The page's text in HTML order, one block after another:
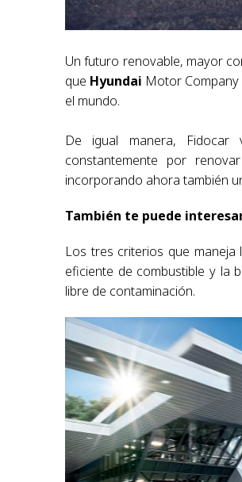
Un futuro renovable, mayor
que Hyundai Motor
el mundo.
De igual manera, Fidocar
constantemente por
incorporando ahora también
También te puede
Los tres criterios que maneja
eficiente de combustible y la
libre de contaminación.